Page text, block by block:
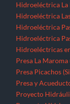
Hidroeléctrica La
Hidroeléctrica
Hidroeléctrica
Hidroeléctrica
Hidroeléctricas
Presa La Maroma
Presa Picachos
Presa y
Proyecto